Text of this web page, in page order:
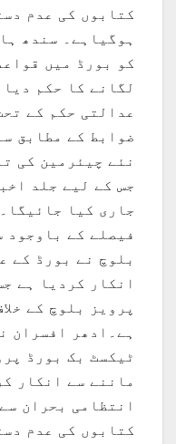
کتابوں کی عدم
ہوگیاہے۔ سندھ
کو بورڈ میں
لگانے کا حکم
عدالتی حکم کے
ضوابط کے مطابق
نئے چیئرمین کی
جس کے لیے جلد
جاری کیا
فیصلے کے باوجود
بلوچ نے بورڈ کے
انکار کردیا ہے
پرویز بلوچ کے
ہے۔ادھر افسران
ٹیکسٹ بک بورڈ
ماننے سے انکار
انتظامی بحران
کتابوں کی عدم